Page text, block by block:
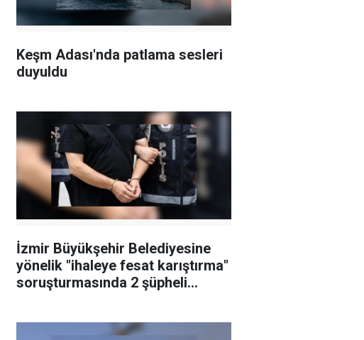
Keşm Adası'nda patlama sesleri
duyuldu
İzmir Büyükşehir Belediyesine
yönelik "ihaleye fesat karıştırma"
soruşturmasında 2 şüpheli